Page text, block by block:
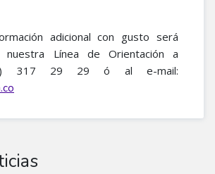
adicional con gusto será
nuestra Línea de Orientación a
317 29 29 ó al e-mail: